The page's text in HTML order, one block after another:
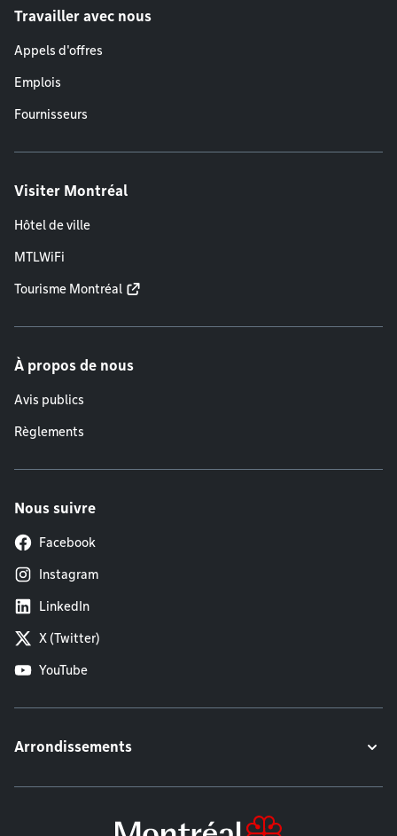
Travailler avec nous
Appels d'offres
Emplois
Fournisseurs
Visiter Montréal
Hôtel de ville
MTLWiFi
Tourisme Montréal
À propos de nous
Avis publics
Règlements
Nous suivre
Facebook
Instagram
LinkedIn
X (Twitter)
YouTube
Arrondissements